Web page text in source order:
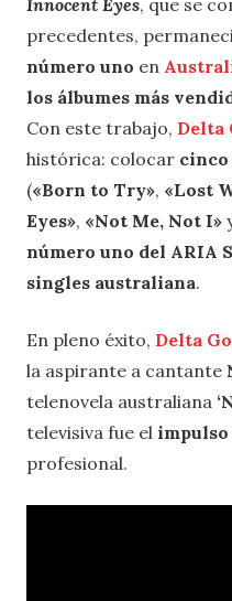
Innocent Eyes, que se
precedentes,
número uno en
los álbumes más
Con este trabajo, Delta
histórica: colocar
(«Born to Try», «Lost
Eyes», «Not Me, Not I»
número uno del ARIA
singles australiana.
En pleno éxito, Delta
la aspirante a cantante
telenovela australiana
televisiva fue el
profesional.